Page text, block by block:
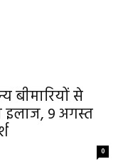
बीमारियों से
इलाज, 9 अगस्त
0